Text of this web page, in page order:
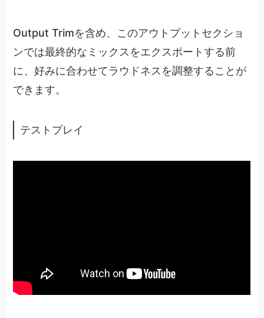
Output Trimを含め、このアウトプットセクショ
ンでは最終的なミックスをエクスポートする前
に、好みに合わせてラウドネスを調整することが
できます。
テストプレイ